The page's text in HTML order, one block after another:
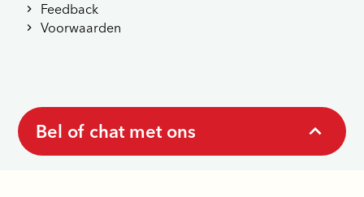
Bel of chat met ons
Feedback
Voorwaarden